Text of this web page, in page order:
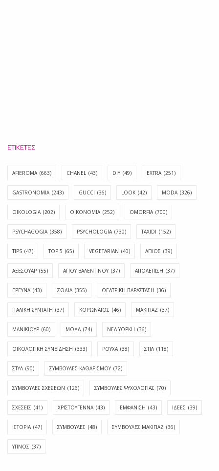
ΕΤΙΚΈΤΕΣ
AFIEROMA (663) CHANEL (43) DIY (49) EXTRA (251)
GASTRONOMIA (243) GUCCI (36) LOOK (42) MODA (326)
OIKOLOGIA (202) OIKONOMIA (252) OMORFIA (700)
PSYCHAGOGIA (358) PSYCHOLOGIA (730) TAXIDI (152)
TIPS (47) TOP 5 (65) VEGETARIAN (40) ΑΓΧΟΣ (39)
ΑΞΕΣΟΥΑΡ (55) ΑΓΊΟΥ ΒΑΛΕΝΤΊΝΟΥ (37) ΑΠΟΛΈΠΙΣΗ (37)
ΕΡΕΥΝΑ (43) ΖΩΔΙΑ (355) ΘΕΑΤΡΙΚΗ ΠΑΡΑΣΤΑΣΗ (36)
ΙΤΑΛΙΚΗ ΣΥΝΤΑΓΗ (37) ΚΟΡΩΝΑΪΟΣ (46) ΜΑΚΙΓΙΑΖ (37)
ΜΑΝΙΚΙΟΥΡ (60) ΜΟΔΑ (74) ΝΕΑ ΥΟΡΚΗ (36)
ΟΙΚΟΛΟΓΙΚΗ ΣΥΝΕΙΔΗΣΗ (333) ΡΟΥΧΑ (38) ΣΤΙΛ (118)
ΣΤΥΛ (90) ΣΥΜΒΟΥΛΕΣ ΚΑΘΑΡΙΣΜΟΥ (72)
ΣΥΜΒΟΥΛΕΣ ΣΧΕΣΕΩΝ (126) ΣΥΜΒΟΥΛΕΣ ΨΥΧΟΛΟΓΙΑΣ (70)
ΣΧΕΣΕΙΣ (41) ΧΡΙΣΤΟΥΓΕΝΝΑ (43) ΕΜΦΆΝΙΣΗ (43) ΙΔΈΕΣ (39)
ΙΣΤΟΡΊΑ (47) ΣΥΜΒΟΥΛΈΣ (48) ΣΥΜΒΟΥΛΈΣ ΜΑΚΙΓΙΆΖ (36)
ΎΠΝΟΣ (37)